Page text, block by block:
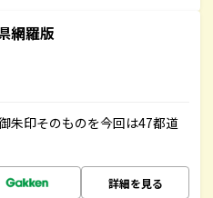
網羅版
朱印そのものを今回は47都道
詳細を見る